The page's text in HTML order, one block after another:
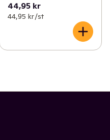
44,95 kr
44,95 kr /st